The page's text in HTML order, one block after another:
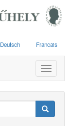
Deutsch Francais
Toggle